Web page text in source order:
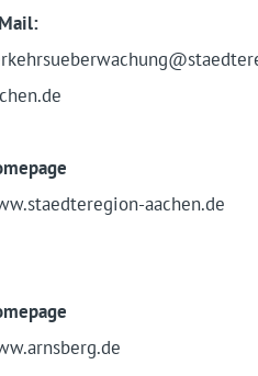
aachen.de